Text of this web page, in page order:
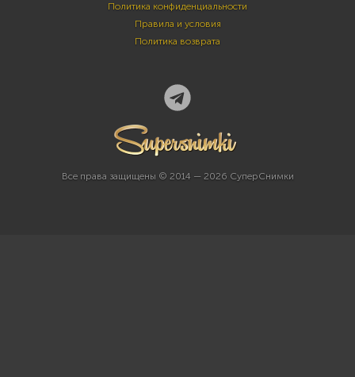
Политика конфиденциальности
Правила и условия
Политика возврата
Все права защищены © 2014 — 2026 СуперСнимки